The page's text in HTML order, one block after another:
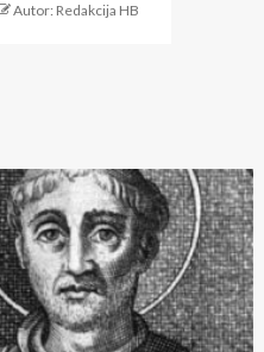
Autor: Redakcija HB